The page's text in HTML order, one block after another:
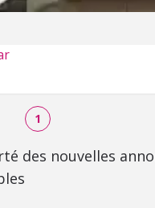
1
des nouvelles